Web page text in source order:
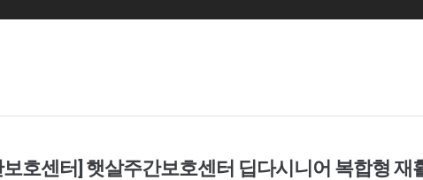
호센터] 햇살주간보호센터 딥다시니어 복합형 재